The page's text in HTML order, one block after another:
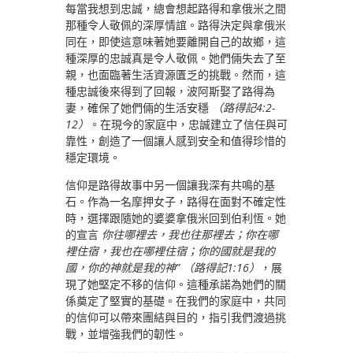
每當我想到忠誠，總會想起路得和拿俄米之間
那種令人敬佩的深厚情誼。路得決定與拿俄米
同在，即使這意味著她要離開自己的故鄉，這
種深厚的忠誠真是令人敬佩。她們倆失去了至
親，也面臨著生活資源匱乏的挑戰。然而，這
種忠誠後來得到了回報，波阿斯娶了路得為
妻，確保了她們倆的生活安穩
（路得記4:2-
12）
。在現今的家庭中，忠誠建立了信任與可
靠性，創造了一個讓人感到安全和值得珍惜的
穩定環境。
信仰是路得故事中另一個讓我深有共鳴的基
石。作為一名摩押女子，路得在面對不確定性
時，選擇跟隨她的婆婆拿俄米回到伯利恆。她
的宣言 你往哪裡去，我也往那裡去；你在哪
裡住宿，我也在哪裡住宿；你的國就是我的
國，你的神就是我的神” （路得記1:16）
，展
現了她堅定不移的信仰。這種承諾為她們的關
係奠定了堅實的基礎。在我們的家庭中，共同
的信仰可以帶來團結與目的，指引我們渡過挑
戰，並增強我們的韌性。